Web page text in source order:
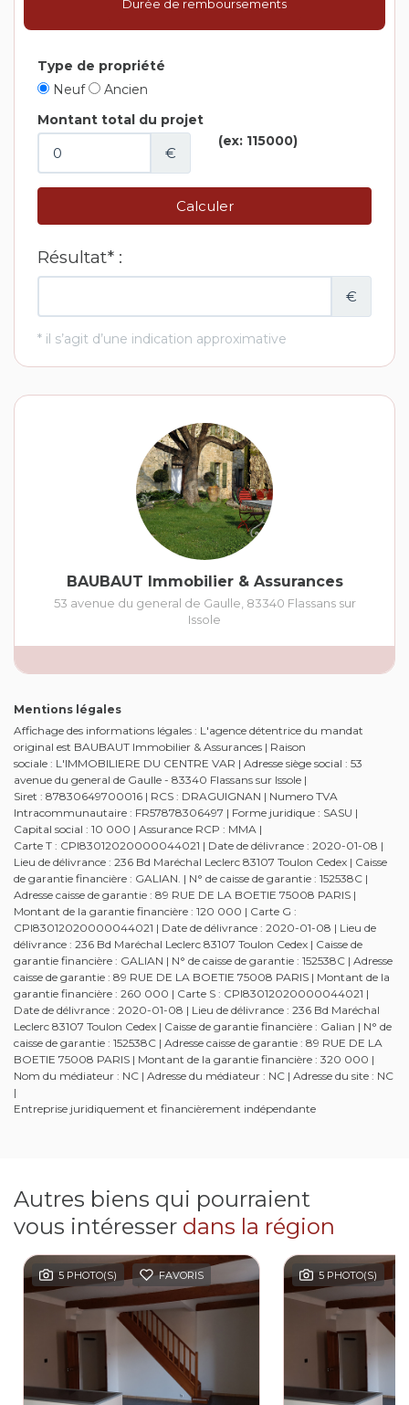
Durée de remboursements
BAUBAUT Immobilier & Assurances
53 avenue du general de Gaulle 83340 Flassans sur
Issole
Mentions légales
Affichage des informations légales : L'agence détentrice du mandat
original est BAUBAUT Immobilier & Assurances | Raison
sociale : L'IMMOBILIERE DU CENTRE VAR | Adresse siège social : 53
avenue du general de Gaulle - 83340 Flassans sur Issole |
Siret : 87830649700016 | RCS : DRAGUIGNAN | Numero TVA
Intracommunautaire : FR57878306497 | Forme juridique : SASU |
Capital social : 10 000 | Assurance RCP : MMA |
Carte T : CPI83012020000044021 | Date de délivrance : 2020-01-08 |
Lieu de délivrance : 236 Bd Maréchal Leclerc 83107 Toulon Cedex | Caisse
de garantie financière : GALIAN. | N° de caisse de garantie : 152538C |
Adresse caisse de garantie : 89 RUE DE LA BOETIE 75008 PARIS |
Montant de la garantie financière : 120 000 | Carte G :
CPI83012020000044021 | Date de délivrance : 2020-01-08 | Lieu de
délivrance : 236 Bd Maréchal Leclerc 83107 Toulon Cedex | Caisse de
garantie financière : GALIAN | N° de caisse de garantie : 152538C | Adresse
caisse de garantie : 89 RUE DE LA BOETIE 75008 PARIS | Montant de la
garantie financière : 260 000 | Carte S : CPI83012020000044021 |
Date de délivrance : 2020-01-08 | Lieu de délivrance : 236 Bd Maréchal
Leclerc 83107 Toulon Cedex | Caisse de garantie financière : Galian | N° de
caisse de garantie : 152538C | Adresse caisse de garantie : 89 RUE DE LA
BOETIE 75008 PARIS | Montant de la garantie financière : 320 000 |
Nom du médiateur : NC | Adresse du médiateur : NC | Adresse du site : NC
|
Entreprise juridiquement et financièrement indépendante
Autres biens qui pourraient
vous intéresser dans la région
5 PHOTO(S) FAVORIS 5 PHOTO(S)